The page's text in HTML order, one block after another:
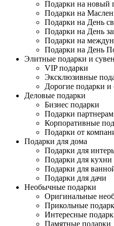
Подарки на новый
Подарки на
Подарки на День
Подарки на День
Подарки на
Подарки на День
Элитные подарки и
VIP подарки
Эксклюзивные
Дорогие подарки
Деловые подарки
Бизнес подарки
Подарки
Корпоративные
Подарки от
Подарки для дома
Подарки для
Подарки для кухни
Подарки для
Подарки для дачи
Необычные подарки
Оригинальные
Прикольные
Интересные
Памятные подарки